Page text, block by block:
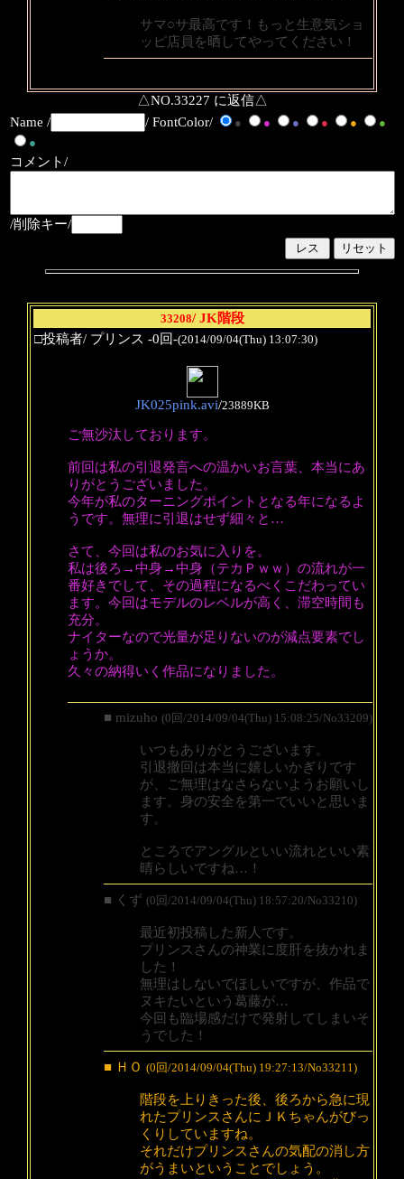
サマ○サ最高です！もっと生意気ショ
ッピ店員を晒してやってください！
△NO.33227 に返信△
Name /
/ FontColor/ ● ● ● ● ●
●
●
コメント/
/削除キー/
33208/ JK階段
□投稿者/ プリンス -0回-(2014/09/04(Thu) 13:07:30)
JK025pink.avi/23889KB
ご無沙汰しております。
前回は私の引退発言への温かいお言葉、本当にあ
りがとうございました。
今年が私のターニングポイントとなる年になるよ
うです。無理に引退はせず細々と…
さて、今回は私のお気に入りを。
私は後ろ→中身→中身（テカＰｗｗ）の流れが一
番好きでして、その過程になるべくこだわってい
ます。今回はモデルのレベルが高く、滞空時間も
充分。
ナイターなので光量が足りないのが減点要素でし
ょうか。
久々の納得いく作品になりました。
■ mizuho (0回/2014/09/04(Thu) 15:08:25/No33209)
いつもありがとうございます。
引退撤回は本当に嬉しいかぎりです
が、ご無理はなさらないようお願いし
ます。身の安全を第一でいいと思いま
す。
ところでアングルといい流れといい素
晴らしいですね…！
■ くず (0回/2014/09/04(Thu) 18:57:20/No33210)
最近初投稿した新人です。
プリンスさんの神業に度肝を抜かれま
した！
無理はしないでほしいですが、作品で
ヌキたいという葛藤が…
今回も臨場感だけで発射してしまいそ
うでした！
■ ＨＯ (0回/2014/09/04(Thu) 19:27:13/No33211)
階段を上りきった後、後ろから急に現
れたプリンスさんにＪＫちゃんがびっ
くりしていますね。
それだけプリンスさんの気配の消し方
がうまいということでしょう。